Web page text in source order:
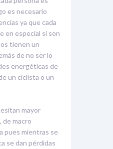
es necesario
ya que cada
en especial si son
tienen un
de no ser lo
energéticas de
un ciclista o un
mayor
de macro
pues mientras se
se dan pérdidas